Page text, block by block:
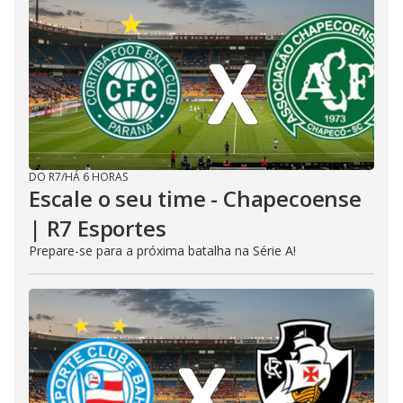
DO R7/HÁ 6 HORAS
Escale o seu time - Chapecoense
| R7 Esportes
Prepare-se para a próxima batalha na Série A!